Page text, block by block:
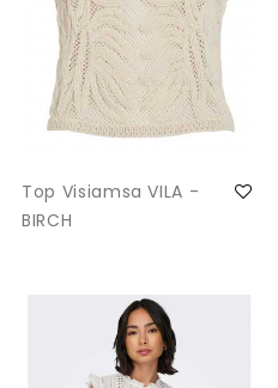
Top Visiamsa VILA -
BIRCH